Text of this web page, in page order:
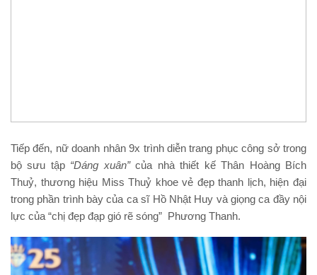
Tiếp đến, nữ doanh nhân 9x trình diễn trang phục công sở trong
bộ sưu tập “Dáng xuân”của nhà thiết kế Thân Hoàng Bích
Thuỷ, thương hiệu Miss Thuỷ khoe vẻ đẹp thanh lịch, hiện đại
trong phần trình bày của ca sĩ Hồ Nhật Huy và giọng ca đầy nội
lực của “chị đẹp đạp gió rẽ sóng” Phương Thanh.